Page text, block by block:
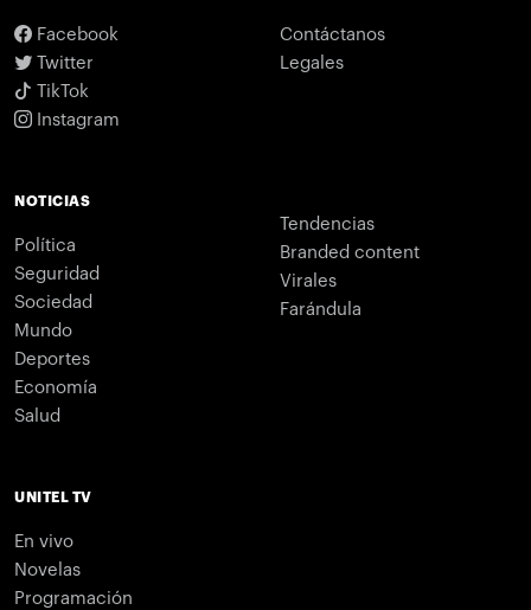
Facebook
Twitter
TikTok
Instagram
Contáctanos
Legales
NOTICIAS
Política
Seguridad
Sociedad
Mundo
Deportes
Economía
Salud
Tendencias
Branded content
Virales
Farándula
UNITEL TV
En vivo
Novelas
Programación